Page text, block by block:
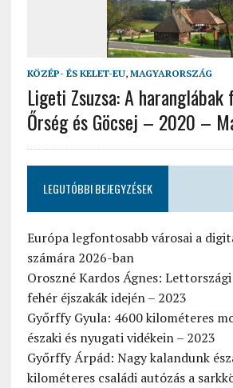
KÖZÉP- ÉS KELET-EU, MAGYARORSZÁG
Ligeti Zsuzsa: A
Őrség és Göcsej – 2020 –
LEGUTÓBBI BEJEGYZÉSEK
Európa legfontosabb városai a
számára 2026-ban
Oroszné Kardos Ágnes:
fehér éjszakák idején – 2023
Győrffy Gyula: 4600 kilométeres
északi és nyugati vidékein – 2023
Győrffy Árpád: Nagy kalandunk
kilométeres családi autózás a